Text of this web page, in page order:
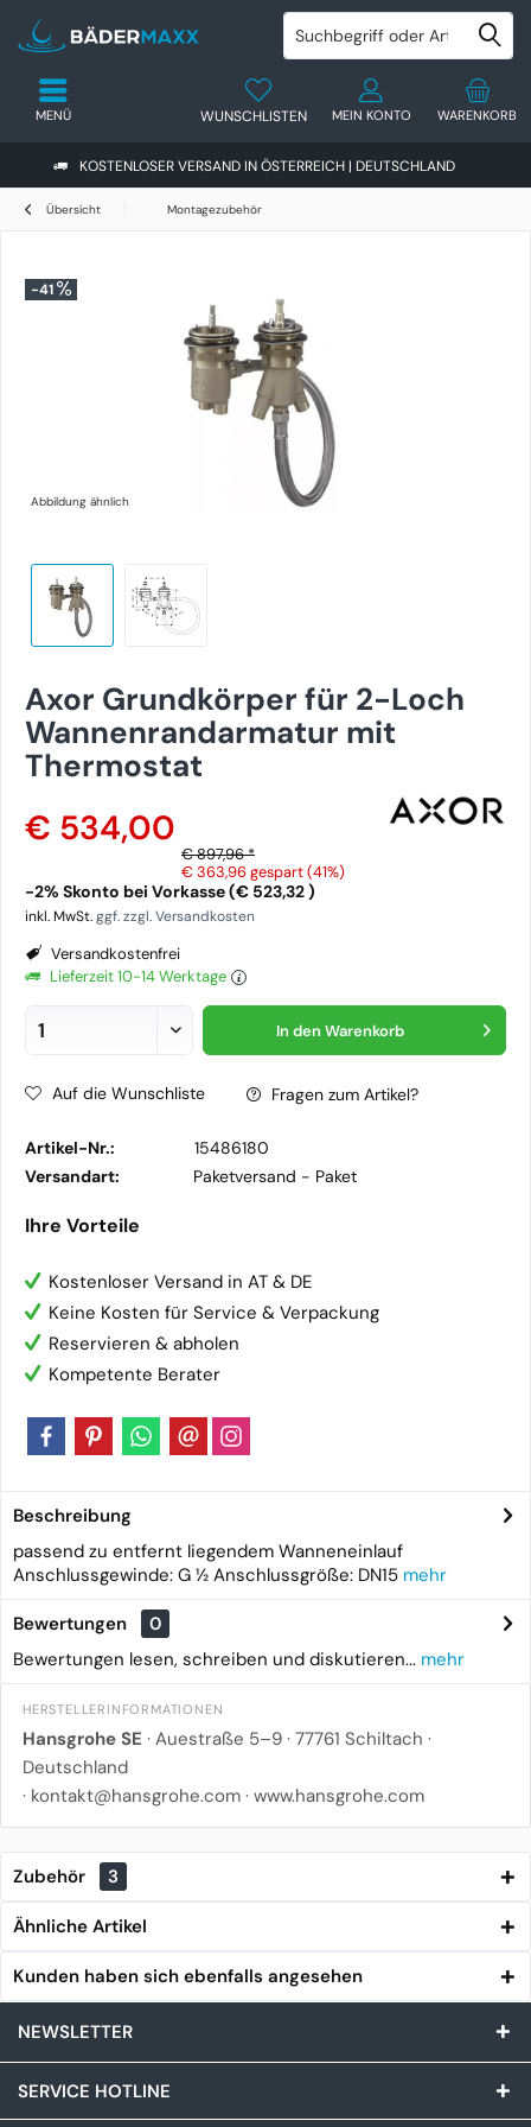
KOSTENLOSER VERSAND IN ÖSTERREICH | DEUTSCHLAND
WARENKORB
WUNSCHLISTEN MEIN KONTO
MENÜ
Übersicht Montagezubehör
-41
Abbildung ähnlich
Axor Grundkörper für 2-Loch
Wannenrandarmatur mit
Thermostat
€ 534,00
€ 897,96 *
€ 363,96gespart (41%)
-2% Skonto bei Vorkasse (€ 523,32 )
inkl. MwSt.ggf. zzgl. Versandkosten
Versandkostenfrei
Lieferzeit 10-14 Werktage
In den Warenkorb
Auf die Wunschliste Fragen zum Artikel?
Artikel-Nr.:
15486180
Versandart:
Paketversand - Paket
Ihre Vorteile
Kostenloser Versand in AT & DE
Keine Kosten für Service & Verpackung
Reservieren & abholen
Kompetente Berater
Beschreibung
passend zu entfernt liegendem Wanneneinlauf
Anschlussgewinde: G ½ Anschlussgröße: DN15 mehr
Bewertungen
0
Bewertungen lesen, schreiben und diskutieren... mehr
HERSTELLERINFORMATIONEN
Hansgrohe SE · Auestraße 5–9 · 77761 Schiltach ·
Deutschland
· kontakt@hansgrohe.com · www.hansgrohe.com
Zubehör 3
Ähnliche Artikel
Kunden haben sich ebenfalls angesehen
NEWSLETTER
SERVICE HOTLINE